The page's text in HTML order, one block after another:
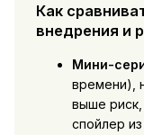
Как
внедрения и
Мини-
времени),
выше
спойлер